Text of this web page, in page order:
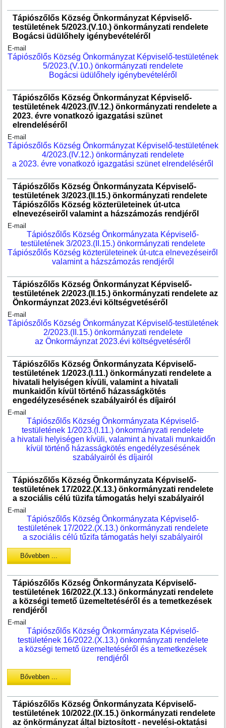
Tápiószőlős Község Önkormányzat Képviselő-
testületének 5/2023.(V.10.) önkormányzati rendelete
Bogácsi üdülőhely igénybevételéről
E-mail
Tápiószőlős Község Önkormányzat Képviselő-testületének
5/2023.(V.10.) önkormányzati rendelete
Bogácsi üdülőhely igénybevételéről
Tápiószőlős Község Önkormányzat Képviselő-
testületének 4/2023.(IV.12.) önkormányzati rendelete a
2023. évre vonatkozó igazgatási szünet
elrendeléséről
E-mail
Tápiószőlős Község Önkormányzat Képviselő-testületének
4/2023.(IV.12.) önkormányzati rendelete
a 2023. évre vonatkozó igazgatási szünet elrendeléséről
Tápiószőlős Község Önkormányzata Képviselő-
testületének 3/2023.(II.15.) önkormányzati rendelete
Tápiószőlős Község közterületeinek út-utca
elnevezéseiről valamint a házszámozás rendjéről
E-mail
Tápiószőlős Község Önkormányzata Képviselő-
testületének 3/2023.(II.15.) önkormányzati rendelete
Tápiószőlős Község közterületeinek út-utca elnevezéseiről
valamint a házszámozás rendjéről
Tápiószőlős Község Önkormányzat Képviselő-
testületének 2/2023.(II.15.) önkormányzati rendelete az
Önkormáynzat 2023.évi költségvetéséről
E-mail
Tápiószőlős Község Önkormányzat Képviselő-testületének
2/2023.(II.15.) önkormányzati rendelete
az Önkormáynzat 2023.évi költségvetéséről
Tápiószőlős Község Önkormányzata Képviselő-
testületének 1/2023.(I.11.) önkormányzati rendelete a
hivatali helyiségen kívüli, valamint a hivatali
munkaidőn kívül történő házasságkötés
engedélyzesésének szabályairól és díjairól
E-mail
Tápiószőlős Község Önkormányzata Képviselő-
testületének 1/2023.(I.11.) önkormányzati rendelete
a hivatali helyiségen kívüli, valamint a hivatali munkaidőn
kívül történő házasságkötés engedélyzesésének
szabályairól és díjairól
Tápiószőlős Község Önkormányzata Képviselő-
testületének 17/2022.(X.13.) önkormányzati rendelete
a szociális célú tüzifa támogatás helyi szabályairól
E-mail
Tápiószőlős Község Önkormányzata Képviselő-
testületének 17/2022.(X.13.) önkormányzati rendelete
a szociális célú tűzifa támogatás helyi szabályairól
Bővebben ...
Tápiószőlős Község Önkormányzata Képviselő-
testületének 16/2022.(X.13.) önkormányzati rendelete
a községi temető üzemeltetéséről és a temetkezések
rendjéről
E-mail
Tápiószőlős Község Önkormányzata Képviselő-
testületének 16/2022.(X.13.) önkormányzati rendelete
a községi temető üzemeltetéséről és a temetkezések
rendjéről
Bővebben ...
Tápiószőlős Község Önkormányzata Képviselő-
testületének 10/2022.(IX.15.) önkormányzati rendelete
az önkörmányzat által biztosított - nevelési-oktatási